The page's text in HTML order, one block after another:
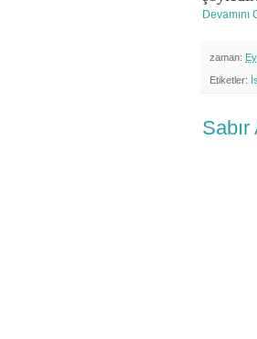
Devamını
zaman:
Etiketler:
Sabır